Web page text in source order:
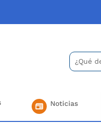
Buscar:
Search
for...
Noticias